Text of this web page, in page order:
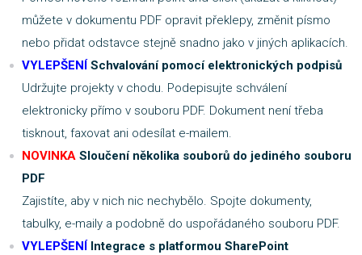
můžete v dokumentu PDF opravit překlepy, změnit písmo
nebo přidat odstavce stejně snadno jako v jiných aplikacích.
VYLEPŠENÍ Schvalování pomocí elektronických podpisů
Udržujte projekty v chodu. Podepisujte schválení
elektronicky přímo v souboru PDF. Dokument není třeba
tisknout, faxovat ani odesílat e-mailem.
NOVINKA Sloučení několika souborů do jediného souboru
PDF
Zajistíte, aby v nich nic nechybělo. Spojte dokumenty,
tabulky, e-maily a podobně do uspořádaného souboru PDF.
VYLEPŠENÍ Integrace s platformou SharePoint